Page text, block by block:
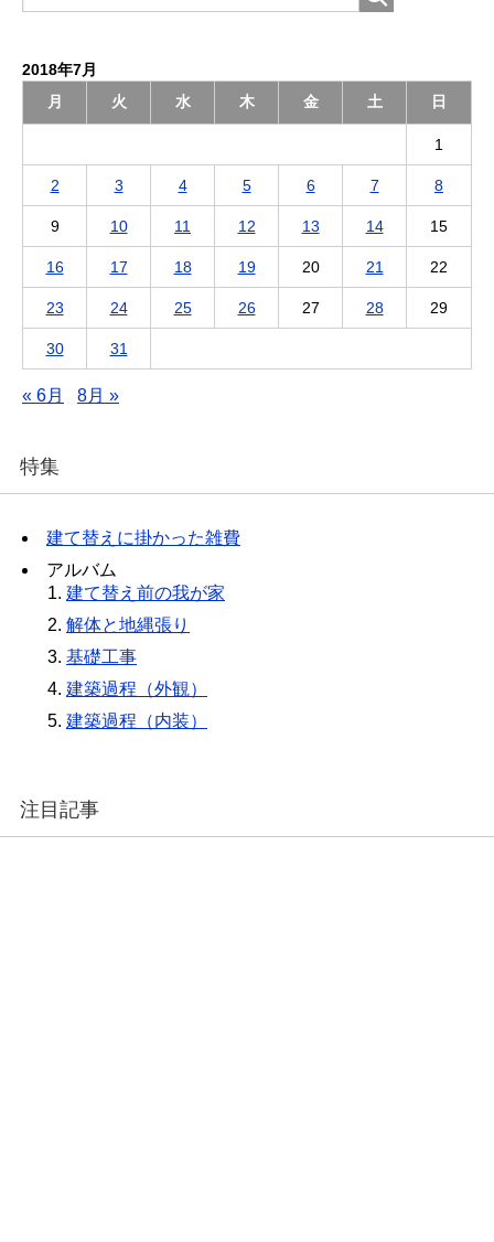
2018年7月
月
火 水 木 金 土 日
1
2 3 4 5 6 7 8
9 10 11 12 13 14 15
16 17 18 19 20 21 22
23 24 25 26 27 28 29
30 31
« 6月 8月 »
特集
建て替えに掛かった雑費
アルバム
建て替え前の我が家
解体と地縄張り
基礎工事
建築過程（外観）
建築過程（内装）
注目記事